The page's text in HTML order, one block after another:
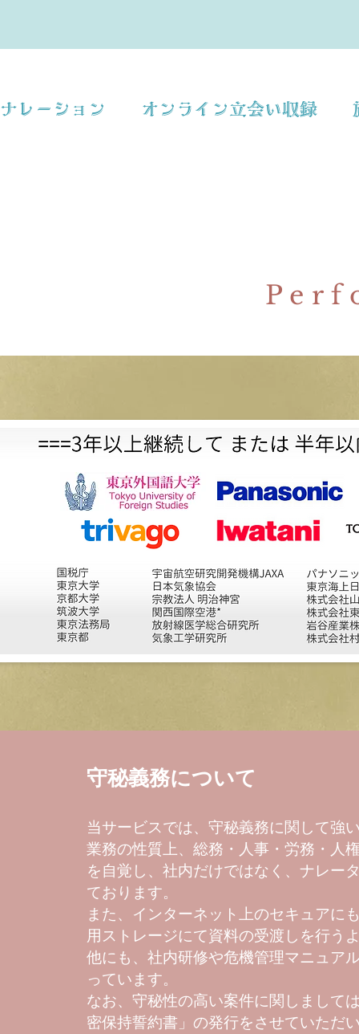
ナレーション　　オンライン立会い収録　
守秘義務について
当サービスでは、守秘義務に関して強
業務の性質上、総務・人事・労務・人
を自覚し、社内だけではなく、ナレー
ております。
また、インターネット上のセキュアに
用ストレージにて資料の受渡しを行う
他にも、社内研修や危機管理マニュア
っています。
なお、守秘性の高い案件に関しまして
密保持誓約書」の発行をさせていただ